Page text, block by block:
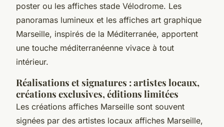
poster ou les affiches stade Vélodrome. Les
panoramas lumineux et les affiches art graphique
Marseille, inspirés de la Méditerranée, apportent
une touche méditerranéenne vivace à tout
intérieur.
Réalisations et signatures : artistes locaux,
créations exclusives, éditions limitées
Les créations affiches Marseille sont souvent
signées par des artistes locaux affiches Marseille,